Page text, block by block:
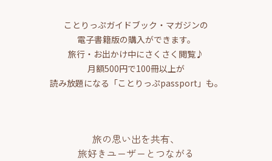
ことりっぷガイドブック・マガジンの
電子書籍版の購入ができます。
旅行・お出かけ中にさくさく閲覧♪
月額500円で100冊以上が
読み放題になる「ことりっぷpassport」も。
旅の思い出を共有、
旅好きユーザーとつながる